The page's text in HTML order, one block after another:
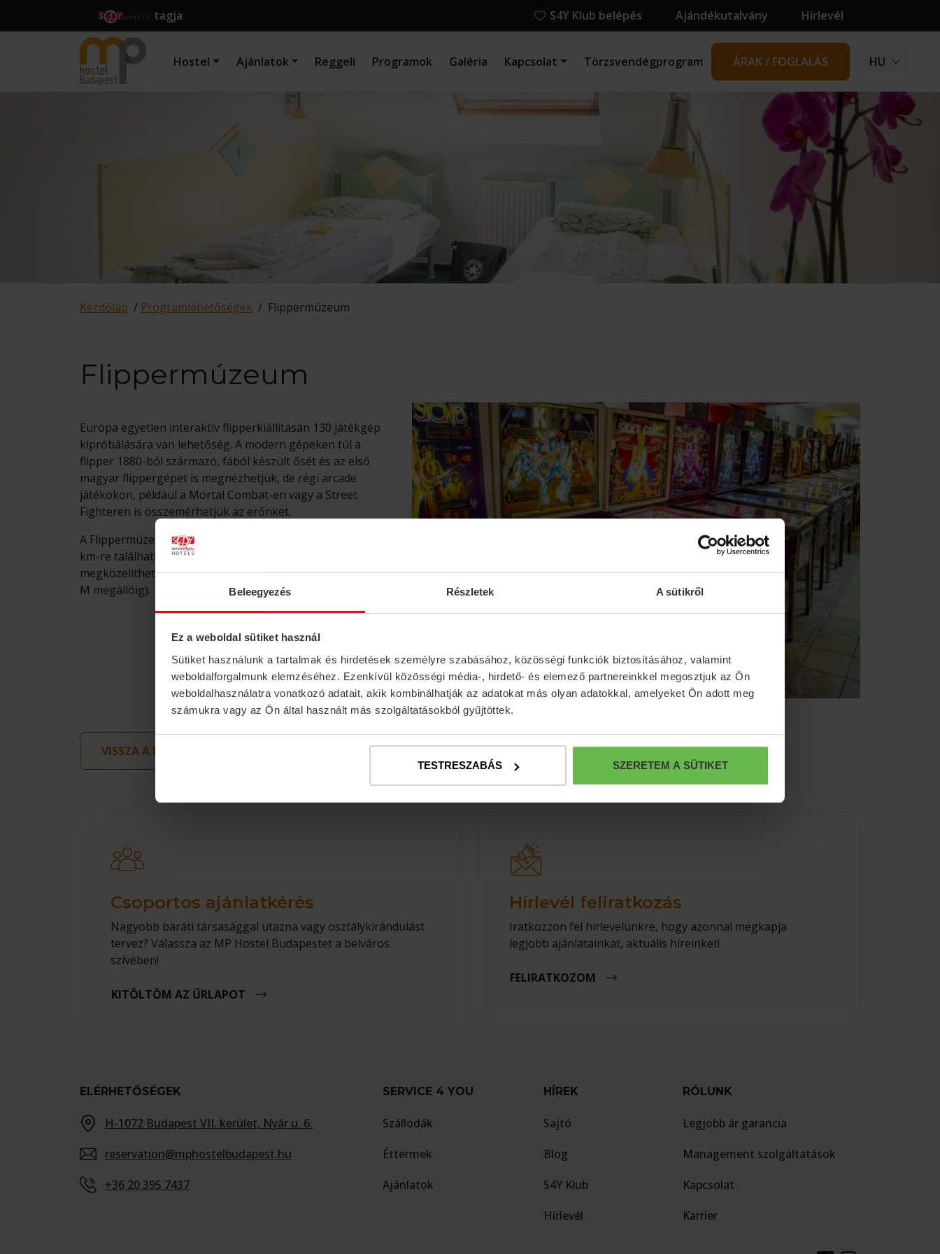
Beleegyezés Részletek A sütikről
Ez a weboldal sütiket használ
Sütiket használunk a tartalmak és hirdetések személyre szabásához, közösségi funkciók biztosításához, valamint
weboldalforgalmunk elemzéséhez. Ezenkívül közösségi média-, hirdető- és elemező partnereinkkel megosztjuk az Ön
weboldalhasználatra vonatkozó adatait, akik kombinálhatják az adatokat más olyan adatokkal, amelyeket Ön adott meg
számukra vagy az Ön által használt más szolgáltatásokból gyűjtöttek.
TESTRESZABÁS SZERETEM A SÜTIKET
tagja S4Y Klub belépés Ajándékutalvány Hírlevél
Hostel Ajánlatok Reggeli Programok Galéria Kapcsolat Törzsvendégprogram ÁRAK / FOGLALÁS HU
Kezdőlap / Programlehetőségek / Flippermúzeum
Flippermúzeum
Európa egyetlen interaktív flipperkiállításán 130 játékgép
kipróbálására van lehetőség. A modern gépeken túl a
flipper 1880-ból származó, fából készült ősét és az első
magyar flippergépet is megnézhetjük, de régi arcade
játékokon, például a Mortal Combat-en vagy a Street
Fighteren is összemérhetjük az erőnket.
A Flippermúzeum hostelünktől gyalog 2,5 km-re, autóval 2,8
km-re található. Tömegközlekedéssel 21 perc alatt
megközelíthető a 4-es 6-os villamossal (Nyugati pályaudvar
M megállóig).
VISSZA A LISTAOLDALRA
Csoportos ajánlatkérés
Nagyobb baráti társasággal utazna vagy osztálykirándulást
tervez? Válassza az MP Hostel Budapestet a belváros
szívében!
KITÖLTÖM AZ ŰRLAPOT
Hírlevél feliratkozás
Iratkozzon fel hírlevelünkre, hogy azonnal megkapja
legjobb ajánlatainkat, aktuális híreinket!
FELIRATKOZOM
ELÉRHETŐSÉGEK
H-1072 Budapest VII. kerület, Nyár u. 6.
reservation@mphostelbudapest.hu
+36 20 395 7437
SERVICE 4 YOU
Szállodák
Éttermek
Ajánlatok
HÍREK
Sajtó
Blog
S4Y Klub
Hírlevél
RÓLUNK
Legjobb ár garancia
Management szolgáltatások
Kapcsolat
Karrier